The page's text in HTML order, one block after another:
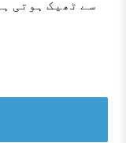
سے ٹھیک ہوتی